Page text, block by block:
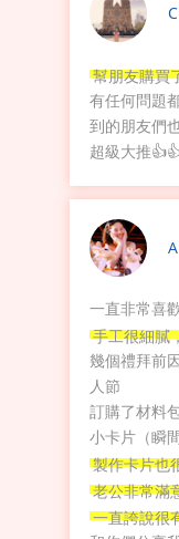
幫朋友購買
有任何問題
到的朋友
超級大推
一直非常喜
手工很細膩
幾個禮拜前
人節
訂購了材料
小卡片（瞬
製作卡片也
老公非常滿
一直誇說很